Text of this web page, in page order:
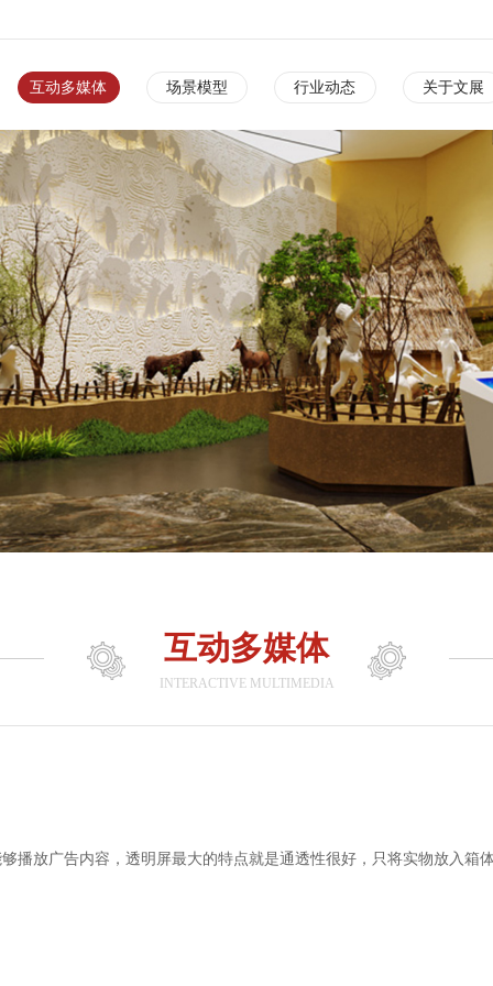
互动多媒体 场景模型 行业动态 关于文展
互动多媒体
INTERACTIVE MULTIMEDIA
播放广告内容，透明屏最大的特点就是通透性很好，只将实物放入箱